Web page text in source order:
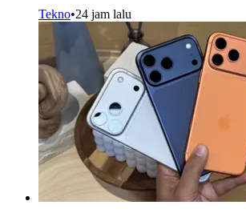
Tekno•24 jam lalu